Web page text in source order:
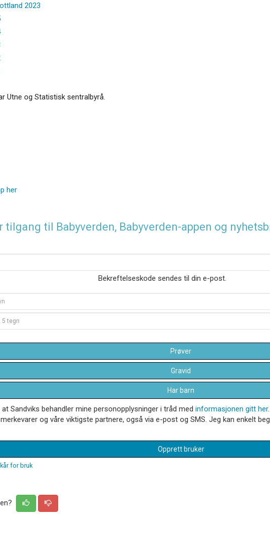
2023
Utne og Statistisk sentralbyrå.
her
tilgang til Babyverden, Babyverden-appen og
Bekreftelseskode sendes til din e-post.
Prøver
Gravid
Har barn
Sandviks behandler mine personopplysninger i tråd med informasjonen gitt her
og våre viktigste partnere, også via e-post og SMS. Jeg kan enkelt
Opprett bruker
for bruk